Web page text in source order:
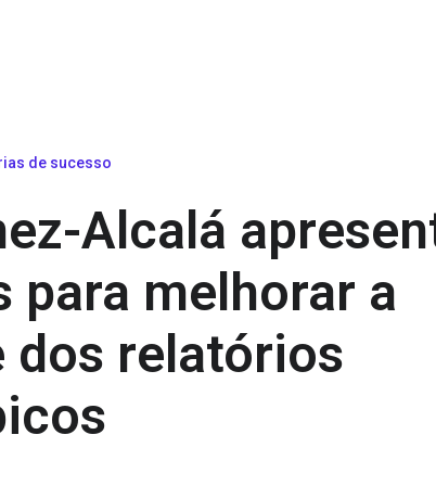
de sucesso
Alcalá
para melhorar a
dos relatórios